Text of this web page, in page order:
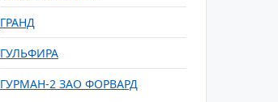
ГРАНД
ГУЛЬФИРА
ГУРМАН-2 ЗАО ФОРВАРД